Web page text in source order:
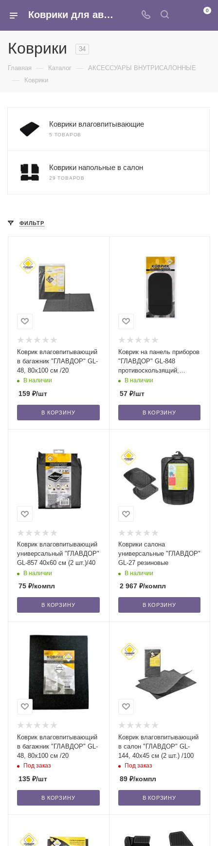
Коврики для авто - купить оптом в интернет-магазине Армина 0
Коврики 34
Главная — Каталог — АКСЕССУАРЫ ВНУТРИСАЛОННЫЕ
— Коврики
Коврики влаговпитывающие
5 ТОВАРОВ
Коврики напольные в салон
29 ТОВАРОВ
ФИЛЬТР
Коврик влаговпитывающий
в багажник "ГЛАВДОР" GL-
48, 80х100 см /20
В наличии
159 ₽/шт
В КОРЗИНУ
Коврик на панель приборов
"ГЛАВДОР" GL-848
противоскользящий,
силиконовый
В наличии
57₽/шт
В КОРЗИНУ
Коврик влаговпитывающий
универсальный "ГЛАВДОР"
GL-857 40x60 см (2 шт.)/40
В наличии
75 ₽/компл
В КОРЗИНУ
Коврики салона
универсальные "ГЛАВДОР"
GL-27 резиновые
В наличии
2 967₽/компл
В КОРЗИНУ
Коврик влаговпитывающий
в багажник "ГЛАВДОР" GL-
48, 80х100 см /20
Под заказ
135 ₽/шт
В КОРЗИНУ
Коврик влаговпитывающий
в салон "ГЛАВДОР" GL-
144, 40х45 см (2 шт.) /100
Под заказ
89₽/компл
В КОРЗИНУ